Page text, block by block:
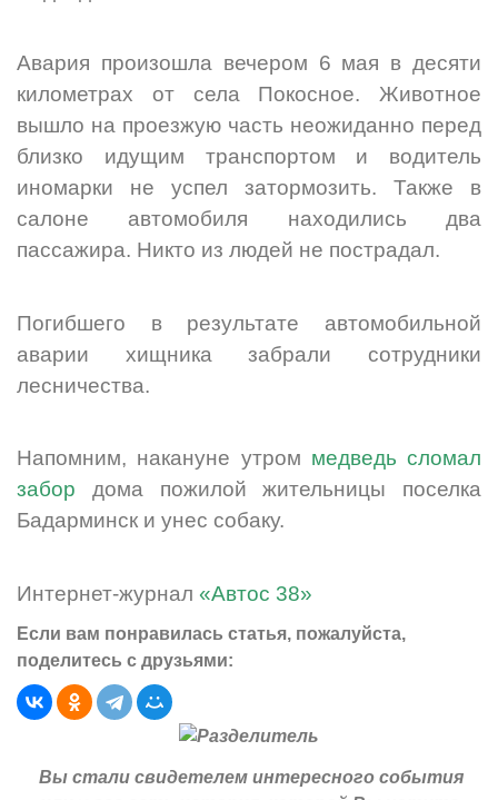
Авария произошла вечером 6 мая в десяти
километрах от села Покосное. Животное
вышло на проезжую часть неожиданно перед
близко идущим транспортом и водитель
иномарки не успел затормозить. Также в
салоне автомобиля находились два
пассажира. Никто из людей не пострадал.
Погибшего в результате автомобильной
аварии хищника забрали сотрудники
лесничества.
Напомним, накануне утром медведь сломал
забор дома пожилой жительницы поселка
Бадарминск и унес собаку.
Интернет-журнал «Автос 38»
Если вам понравилась статья, пожалуйста,
поделитесь с друзьями:
Вы стали свидетелем интересного события